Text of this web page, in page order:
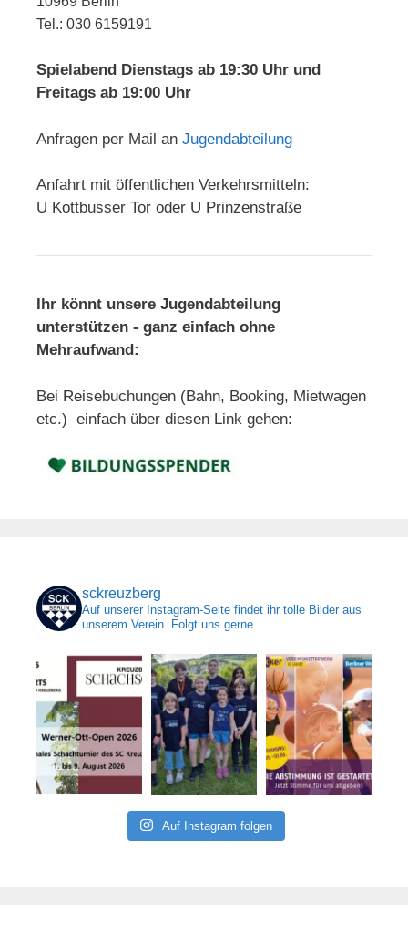
Tel.: 030 6159191
Spielabend Dienstags ab 19:30 Uhr und
Freitags ab 19:00 Uhr
Anfragen per Mail an Jugendabteilung
Anfahrt mit öffentlichen Verkehrsmitteln:
U Kottbusser Tor oder U Prinzenstraße
Ihr könnt unsere Jugendabteilung
unterstützen - ganz einfach ohne
Mehraufwand:
Bei Reisebuchungen (Bahn, Booking, Mietwagen
etc.) einfach über diesen Link gehen:
sckreuzberg
Auf unserer Instagram-Seite findet ihr tolle Bilder aus
unserem Verein. Folgt uns gerne.
Auf Instagram folgen